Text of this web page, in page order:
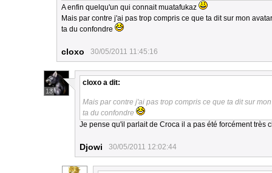
A enfin quelqu'un qui connait muatafukaz
Mais par contre j'ai pas trop compris ce que ta dit sur mon
ta du confondre
cloxo 30/05/2011 11:45:16
13
cloxo a dit:
Mais par contre j'ai pas trop compris ce que ta dit sur
ta du confondre
Je pense qu'il parlait de Croca il a pas été forcément très
Djowi 30/05/2011 12:02:44